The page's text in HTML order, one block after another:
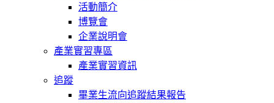
活動簡介
博覽會
企業說明會
產業實習專區
產業實習資訊
追蹤
畢業生流向追蹤結果報告